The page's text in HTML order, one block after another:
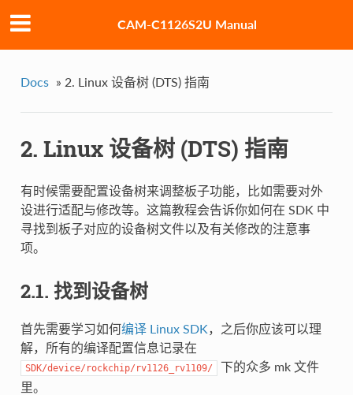
CAM-C1126S2U Manual
Docs » 2. Linux 设备树 (DTS) 指南
2. Linux 设备树 (DTS) 指南
有时候需要配置设备树来调整板子功能，比如需要对外
设进行适配与修改等。这篇教程会告诉你如何在 SDK 中
寻找到板子对应的设备树文件以及有关修改的注意事
项。
2.1. 找到设备树
首先需要学习如何编译 Linux SDK，之后你应该可以理
解，所有的编译配置信息记录在
SDK/device/rockchip/rv1126_rv1109/
下的众多 mk 文件
里。